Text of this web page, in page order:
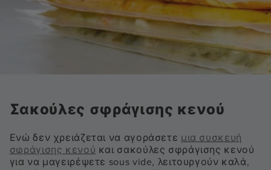
Σακούλες σφράγισης κενού
Ενώ δεν χρειάζεται να αγοράσετε μια συσκευή
σφράγισης κενού και σακούλες σφράγισης κενού
για να μαγειρέψετε sous vide, λειτουργούν καλά,